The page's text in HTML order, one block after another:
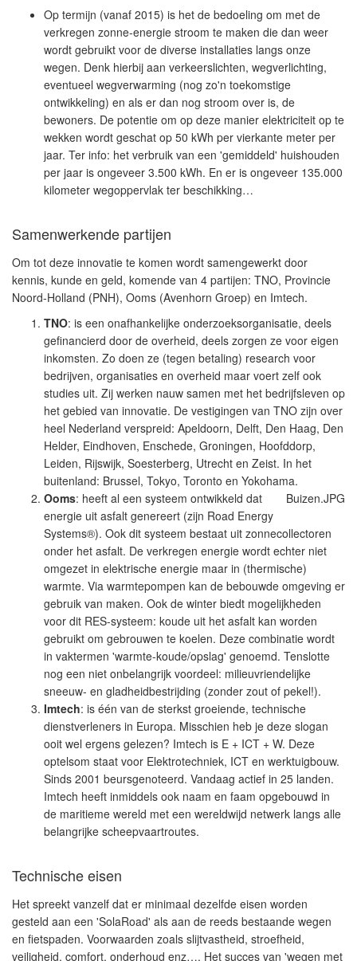
Op termijn (vanaf 2015) is het de bedoeling om met de
verkregen zonne-energie stroom te maken die dan weer
wordt gebruikt voor de diverse installaties langs onze
wegen. Denk hierbij aan verkeerslichten, wegverlichting,
eventueel wegverwarming (nog zo'n toekomstige
ontwikkeling) en als er dan nog stroom over is, de
bewoners. De potentie om op deze manier elektriciteit op te
wekken wordt geschat op 50 kWh per vierkante meter per
jaar. Ter info: het verbruik van een 'gemiddeld' huishouden
per jaar is ongeveer 3.500 kWh. En er is ongeveer 135.000
kilometer wegoppervlak ter beschikking…
Samenwerkende partijen
Om tot deze innovatie te komen wordt samengewerkt door
kennis, kunde en geld, komende van 4 partijen: TNO, Provincie
Noord-Holland (PNH), Ooms (Avenhorn Groep) en Imtech.
TNO: is een onafhankelijke onderzoeksorganisatie, deels
gefinancierd door de overheid, deels zorgen ze voor eigen
inkomsten. Zo doen ze (tegen betaling) research voor
bedrijven, organisaties en overheid maar voert zelf ook
studies uit. Zij werken nauw samen met het bedrijfsleven op
het gebied van innovatie. De vestigingen van TNO zijn over
heel Nederland verspreid: Apeldoorn, Delft, Den Haag, Den
Helder, Eindhoven, Enschede, Groningen, Hoofddorp,
Leiden, Rijswijk, Soesterberg, Utrecht en Zeist. In het
buitenland: Brussel, Tokyo, Toronto en Yokohama.
Ooms: Buizen.JPG
heeft al een systeem ontwikkeld dat
energie uit asfalt genereert (zijn Road Energy
Systems®). Ook dit systeem bestaat uit zonnecollectoren
onder het asfalt. De verkregen energie wordt echter niet
omgezet in elektrische energie maar in (thermische)
warmte. Via warmtepompen kan de bebouwde omgeving er
gebruik van maken. Ook de winter biedt mogelijkheden
voor dit RES-systeem: koude uit het asfalt kan worden
gebruikt om gebrouwen te koelen. Deze combinatie wordt
in vaktermen 'warmte-koude/opslag' genoemd. Tenslotte
nog een niet onbelangrijk voordeel: milieuvriendelijke
sneeuw- en gladheidbestrijding (zonder zout of pekel!).
Imtech: is één van de sterkst groeiende, technische
dienstverleners in Europa. Misschien heb je deze slogan
ooit wel ergens gelezen? Imtech is E + ICT + W. Deze
optelsom staat voor Elektrotechniek, ICT en werktuigbouw.
Sinds 2001 beursgenoteerd. Vandaag actief in 25 landen.
Imtech heeft inmiddels ook naam en faam opgebouwd in
de maritieme wereld met een wereldwijd netwerk langs alle
belangrijke scheepvaartroutes.
Technische eisen
Het spreekt vanzelf dat er minimaal dezelfde eisen worden
gesteld aan een 'SolaRoad' als aan de reeds bestaande wegen
en fietspaden. Voorwaarden zoals slijtvastheid, stroefheid,
veiligheid, comfort, onderhoud enz…. Het succes van 'wegen met